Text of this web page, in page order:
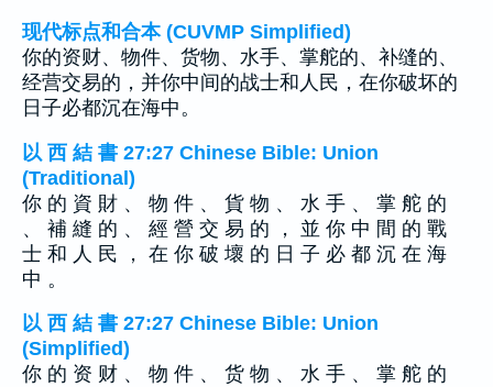
现代标点和合本 (CUVMP Simplified)
你的资财、物件、货物、水手、掌舵的、补缝的、
经营交易的，并你中间的战士和人民，在你破坏的
日子必都沉在海中。
以 西 結 書 27:27 Chinese Bible: Union
(Traditional)
你 的 資 財 、 物 件 、 貨 物 、 水 手 、 掌 舵 的
、 補 縫 的 、 經 營 交 易 的 ， 並 你 中 間 的 戰
士 和 人 民 ， 在 你 破 壞 的 日 子 必 都 沉 在 海
中 。
以 西 結 書 27:27 Chinese Bible: Union
(Simplified)
你 的 资 财 、 物 件 、 货 物 、 水 手 、 掌 舵 的